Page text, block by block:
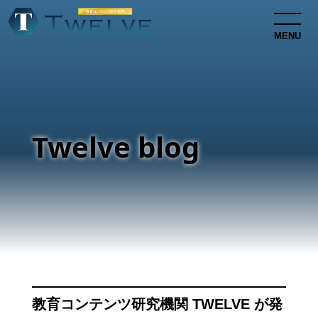
MENU
Twelve blog
教育コンテンツ研究機関 TWELVE が発